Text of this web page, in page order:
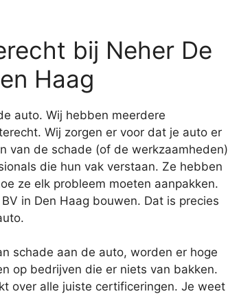
bij Neher De
Haag
auto. Wij hebben meerdere
Wij zorgen er voor dat je auto er
van de schade (of de werkzaamheden)
die hun vak verstaan. Ze hebben
ze elk probleem moeten aanpakken.
in Den Haag bouwen. Dat is precies
schade aan de auto, worden er hoge
op bedrijven die er niets van bakken.
over alle juiste certificeringen. Je weet